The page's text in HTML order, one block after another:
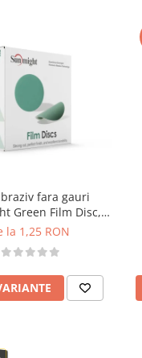
fara gauri
Green Film Disc,
75mm
la 1,25 RON